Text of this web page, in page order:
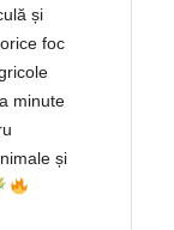
și
foc
minute
și